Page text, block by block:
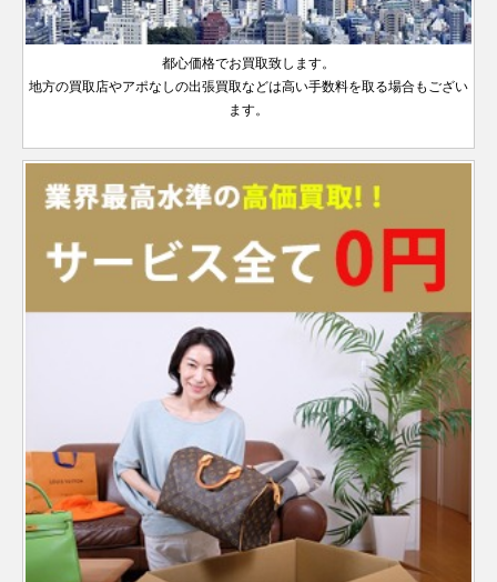
都心価格でお買取致します。
地方の買取店やアポなしの出張買取などは高い手数料を取る場合もござい
ます。